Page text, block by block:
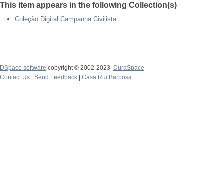
This item appears in the following Collection(s)
Coleção Digital Campanha Civilista
DSpace software copyright © 2002-2023
DuraSpace
Contact Us
Send Feedback Casa Rui Barbosa